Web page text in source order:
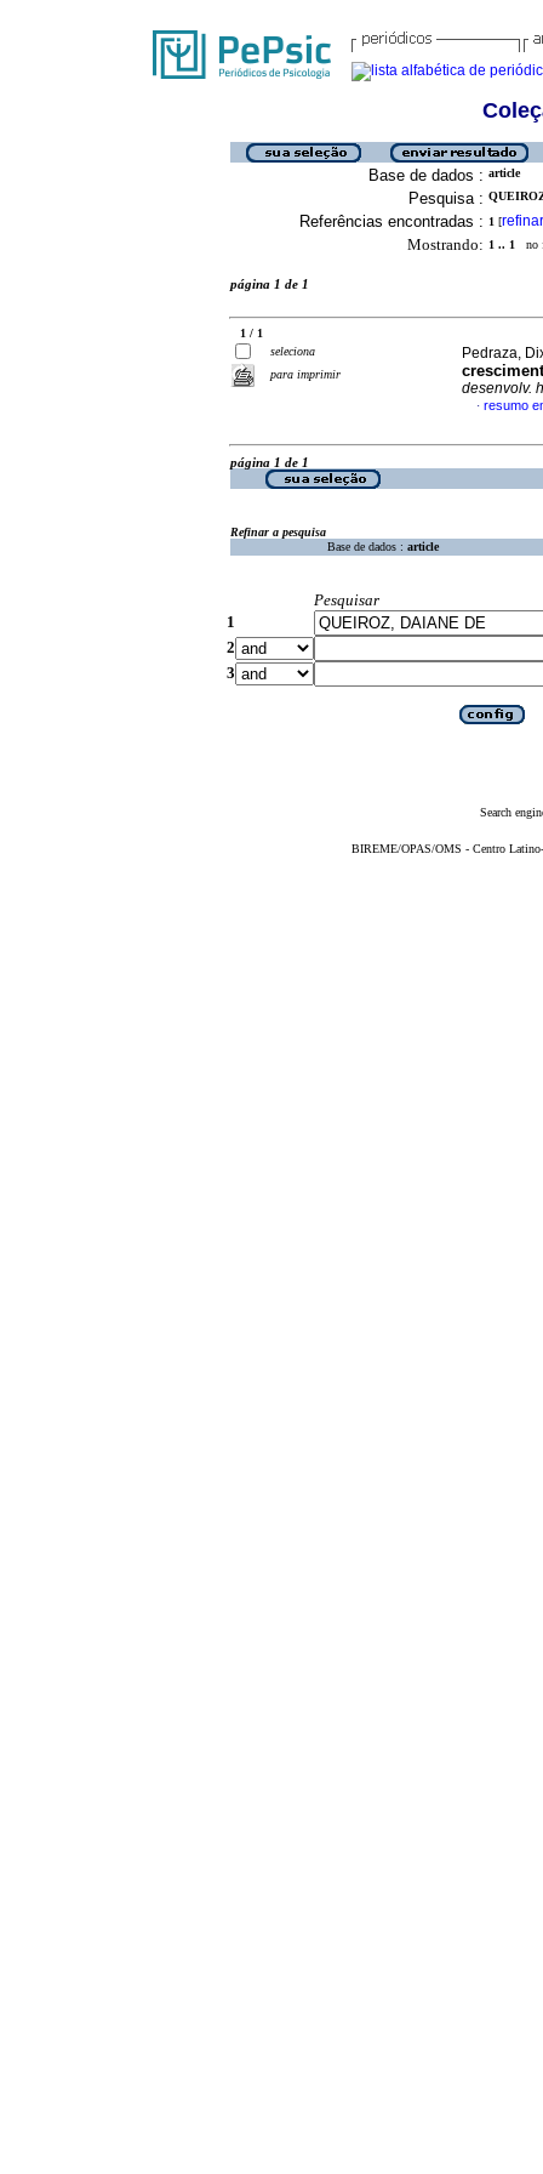
Base de dados : article
Pesquisa :
Referências encontradas : 1 [refinar
Mostrando: 1 .. 1 no
página 1 de 1
1 / 1
seleciona
para imprimir
Pedraza,
desenvolv.
· resumo
página 1 de 1
Refinar a pesquisa
Base de dados : article
Pesquisar
1
2
3
Search
BIREME/OPAS/OMS - Centro Latino-